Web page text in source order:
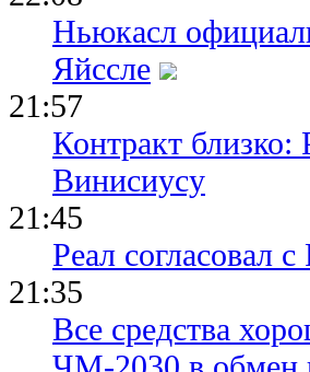
Ньюкасл
Яйссле
21:57
Контракт близко:
Винисиусу
21:45
Реал согласовал
21:35
Все средства